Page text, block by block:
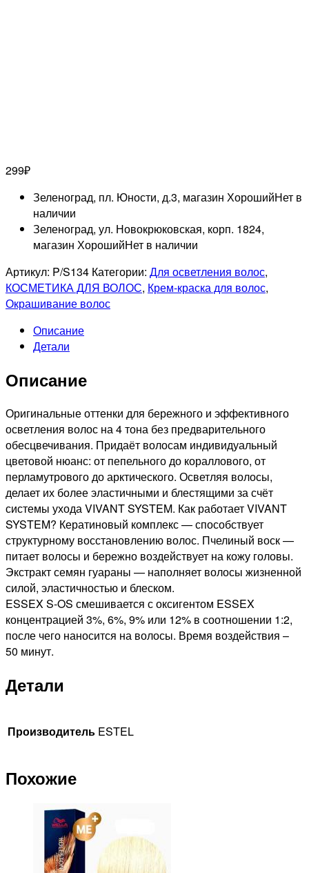
299₽
Зеленоград, пл. Юности, д.3, магазин ХорошийНет в
наличии
Зеленоград, ул. Новокрюковская, корп. 1824,
магазин ХорошийНет в наличии
Артикул: P/S134 Категории: Для осветления волос,
КОСМЕТИКА ДЛЯ ВОЛОС, Крем-краска для волос,
Окрашивание волос
Описание
Детали
Описание
Оригинальные оттенки для бережного и эффективного
осветления волос на 4 тона без предварительного
обесцвечивания. Придаёт волосам индивидуальный
цветовой нюанс: от пепельного до кораллового, от
перламутрового до арктического. Осветляя волосы,
делает их более эластичными и блестящими за счёт
системы ухода VIVANT SYSTEM. Как работает VIVANT
SYSTEM? Кератиновый комплекс — способствует
структурному восстановлению волос. Пчелиный воск —
питает волосы и бережно воздействует на кожу головы.
Экстракт семян гуараны — наполняет волосы жизненной
силой, эластичностью и блеском.
ESSEX S-OS смешивается с оксигентом ESSEX
концентрацией 3%, 6%, 9% или 12% в соотношении 1:2,
после чего наносится на волосы. Время воздействия –
50 минут.
Детали
Производитель ESTEL
Похожие